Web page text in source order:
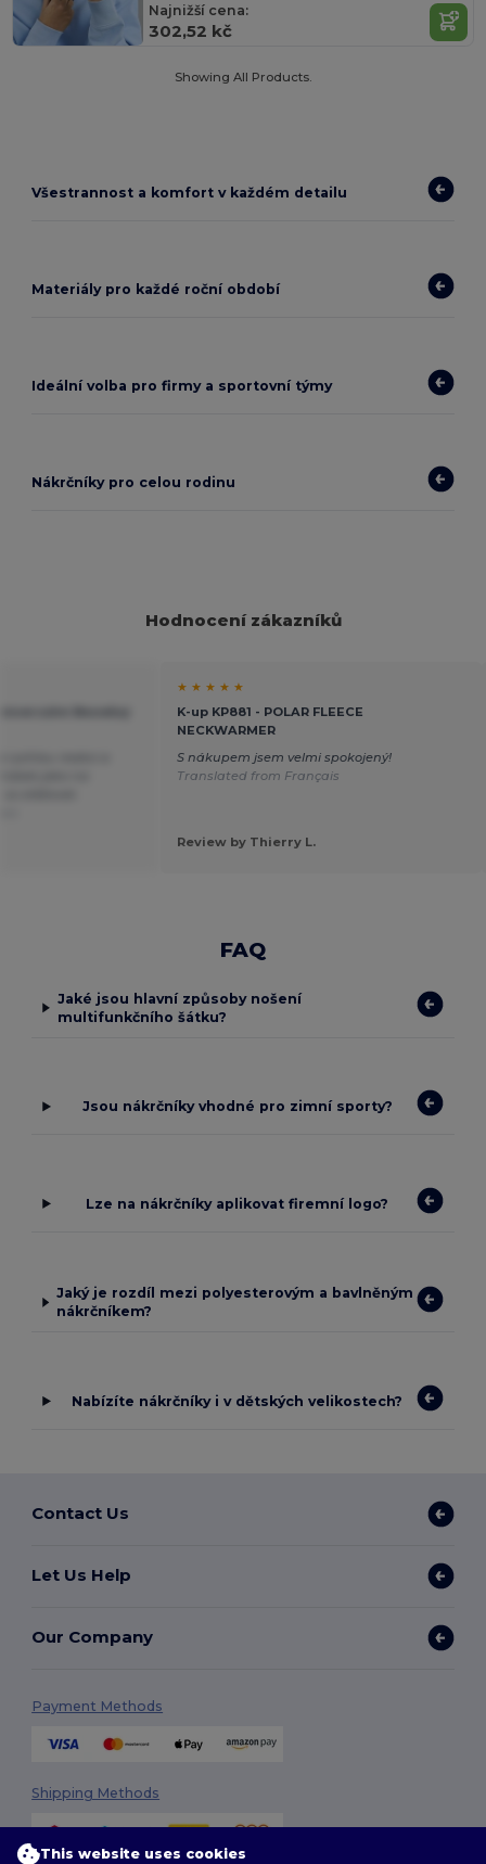
Najnižší cena:
302,52 kč
Showing All Products.
Všestrannost a komfort v každém detailu
Materiály pro každé roční období
Ideální volba pro firmy a sportovní týmy
Nákrčníky pro celou rodinu
Hodnocení zákazníků
★ ★ ★ ★ ★
K-up KP881 - POLAR FLEECE
NECKWARMER
S nákupem jsem velmi spokojený!
Translated from Français
Review by Thierry L.
FAQ
Jaké jsou hlavní způsoby nošení
multifunkčního šátku?
Jsou nákrčníky vhodné pro zimní sporty?
Lze na nákrčníky aplikovat firemní logo?
Jaký je rozdíl mezi polyesterovým a bavlněným
nákrčníkem?
Nabízíte nákrčníky i v dětských velikostech?
Contact Us
Let Us Help
Our Company
Payment Methods
Shipping Methods
This website uses cookies